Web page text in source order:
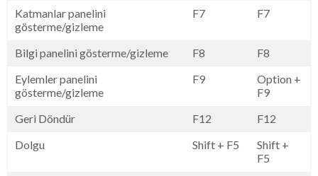
Katmanlar panelini
gösterme/gizleme
F7 F7
Bilgi panelini gösterme/gizleme F8
F8
Eylemler panelini
gösterme/gizleme
F9
Option +
F9
Geri Döndür
F12
F12
Dolgu
Shift + F5
Shift +
F5